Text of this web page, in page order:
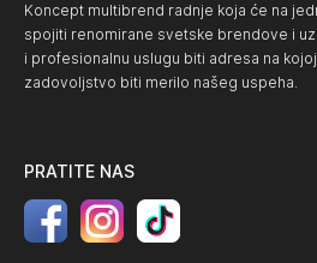
Koncept multibrend radnje koja će na
spojiti renomirane svetske brendove i
i profesionalnu uslugu biti adresa na
zadovoljstvo biti merilo našeg uspeha.
PRATITE NAS